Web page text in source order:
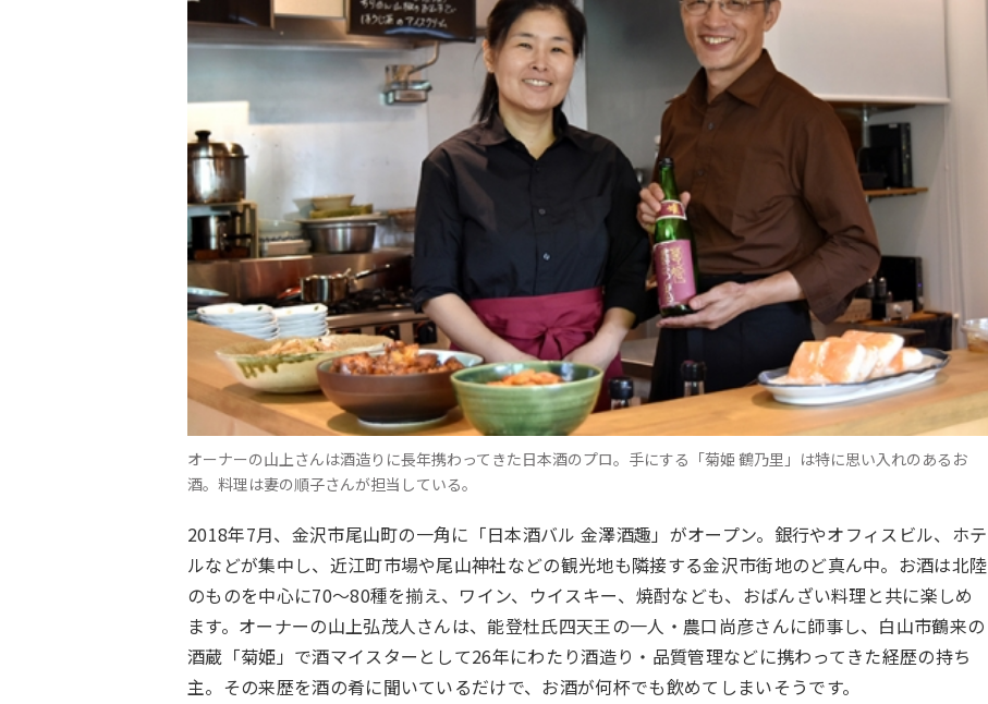
オーナーの山上さんは酒造りに長年携わってきた日本酒のプロ。手にする「菊姫 鶴乃里」は特に思い入れのあるお
酒。料理は妻の順子さんが担当している。
2018年7月、金沢市尾山町の一角に「日本酒バル 金澤酒趣」がオープン。銀行やオフィスビル、ホテ
ルなどが集中し、近江町市場や尾山神社などの観光地も隣接する金沢市街地のど真ん中。お酒は北陸
のものを中心に70〜80種を揃え、ワイン、ウイスキー、焼酎なども、おばんざい料理と共に楽しめ
ます。オーナーの山上弘茂人さんは、能登杜氏四天王の一人・農口尚彦さんに師事し、白山市鶴来の
酒蔵「菊姫」で酒マイスターとして26年にわたり酒造り・品質管理などに携わってきた経歴の持ち
主。その来歴を酒の肴に聞いているだけで、お酒が何杯でも飲めてしまいそうです。